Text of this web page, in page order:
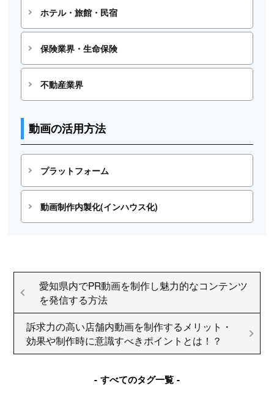
ホテル・旅館・民宿
保険業界・生命保険
不動産業界
動画の活用方法
プラットフォーム
動画制作内製化(インハウス化)
愛知県内でPR動画を制作し魅力的なコンテンツ
を発信する方法
訴求力の高い店舗内動画を制作するメリット・
効果や制作時に意識すべきポイントとは！？
すべてのタグ一覧